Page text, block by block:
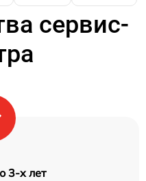
сервис-
3-х лет